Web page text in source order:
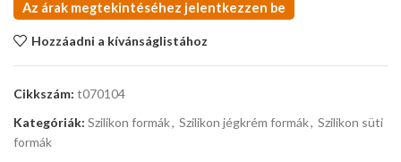
Az árak megtekintéséhez jelentkezzen be
Hozzáadni a kívánságlistához
Cikkszám: t070104
Kategóriák: Szilikon formák, Szilikon jégkrém formák, Szilikon süti
formák